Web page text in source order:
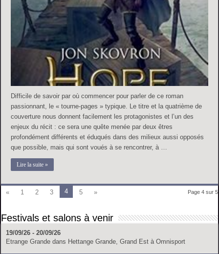
Difficile de savoir par où commencer pour parler de ce roman
passionnant, le « tourne-pages » typique. Le titre et la quatrième de
couverture nous donnent facilement les protagonistes et l’un des
enjeux du récit : ce sera une quête menée par deux êtres
profondément différents et éduqués dans des milieux aussi opposés
que possible, mais qui sont voués à se rencontrer, à …
Lire la suite »
Page 4 sur 5
« 1 2 3 4 5 »
Festivals et salons à venir
19/09/26 - 20/09/26
Etrange Grande dans Hettange Grande, Grand Est à Omnisport